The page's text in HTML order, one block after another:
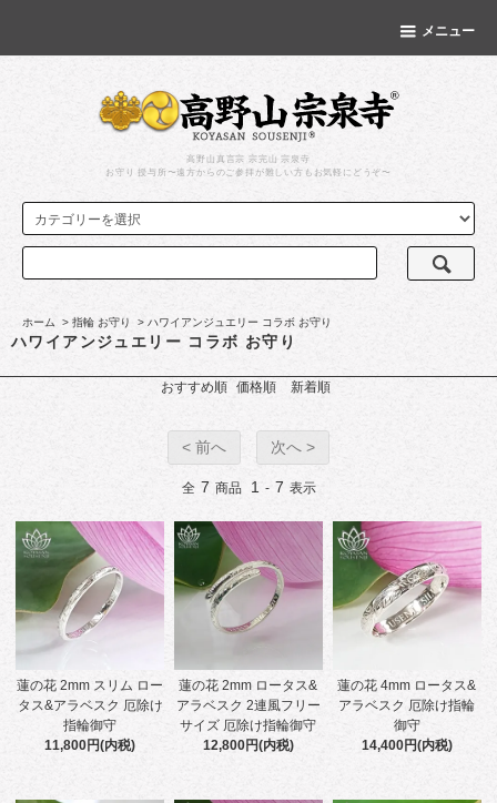
メニュー
高野山真言宗 宗完山 宗泉寺
お守り 授与所〜遠方からのご参拝が難しい方もお気軽にどうぞ〜
ホーム > 指輪 お守り > ハワイアンジュエリー コラボ お守り
ハワイアンジュエリー コラボ お守り
おすすめ順 価格順 新着順
< 前へ 次へ >
全 7 商品 1 - 7 表示
蓮の花 2mm スリム ロー
タス&アラベスク 厄除け
指輪御守
11,800円(内税)
蓮の花 2mm ロータス&
アラベスク 2連風フリー
サイズ 厄除け指輪御守
12,800円(内税)
蓮の花 4mm ロータス&
アラベスク 厄除け指輪
御守
14,400円(内税)